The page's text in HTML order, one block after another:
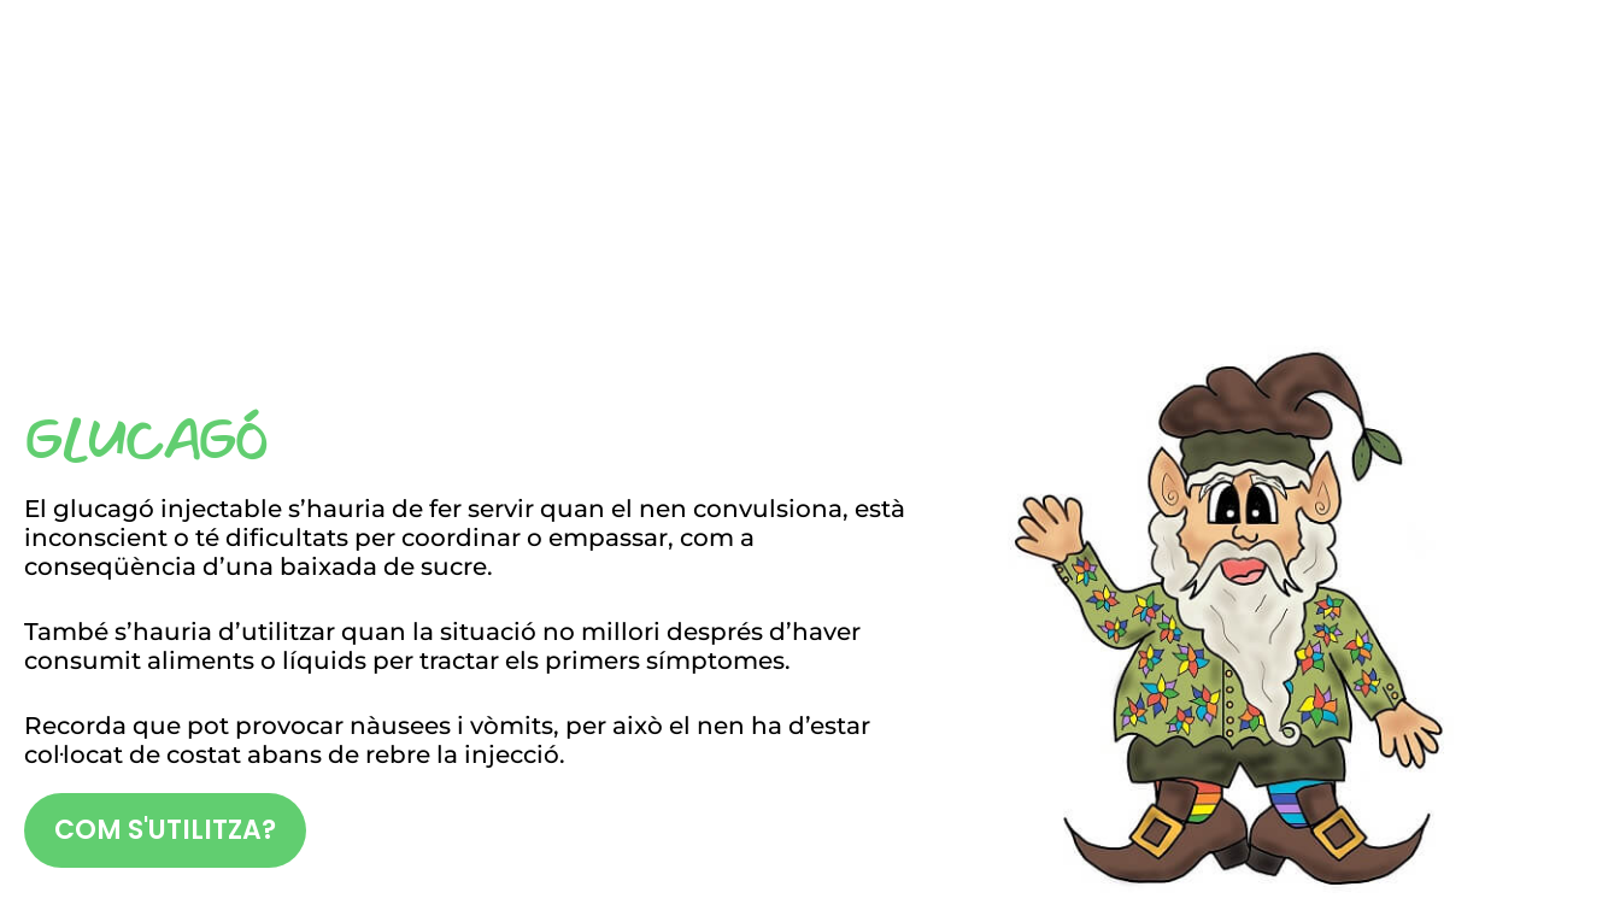
GLUCAGÓ
El glucagó injectable s’hauria de fer servir quan el nen convulsiona, està
inconscient o té dificultats per coordinar o empassar, com a
conseqüència d’una baixada de sucre.
També s’hauria d’utilitzar quan la situació no millori després d’haver
consumit aliments o líquids per tractar els primers símptomes.
Recorda que pot provocar nàusees i vòmits, per això el nen ha d’estar
col·locat de costat abans de rebre la injecció.
COM S'UTILITZA?